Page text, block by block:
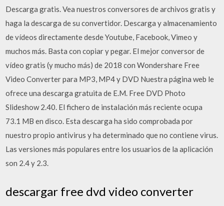
Descarga gratis. Vea nuestros conversores de archivos gratis y
haga la descarga de su convertidor. Descarga y almacenamiento
de vídeos directamente desde Youtube, Facebook, Vimeo y
muchos más. Basta con copiar y pegar. El mejor conversor de
vídeo gratis (y mucho más) de 2018 con Wondershare Free
Video Converter para MP3, MP4 y DVD Nuestra página web le
ofrece una descarga gratuita de E.M. Free DVD Photo
Slideshow 2.40. El fichero de instalación más reciente ocupa
73.1 MB en disco. Esta descarga ha sido comprobada por
nuestro propio antivirus y ha determinado que no contiene virus.
Las versiones más populares entre los usuarios de la aplicación
son 2.4 y 2.3.
descargar free dvd video converter